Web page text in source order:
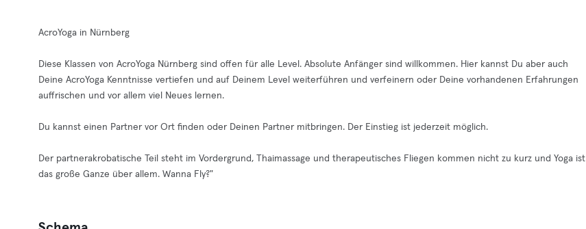
AcroYoga in Nürnberg
Diese Klassen von AcroYoga Nürnberg sind offen für alle Level. Absolute Anfänger sind willkommen. Hier kannst Du aber auch
Deine AcroYoga Kenntnisse vertiefen und auf Deinem Level weiterführen und verfeinern oder Deine vorhandenen Erfahrungen
auffrischen und vor allem viel Neues lernen.
Du kannst einen Partner vor Ort finden oder Deinen Partner mitbringen. Der Einstieg ist jederzeit möglich.
Der partnerakrobatische Teil steht im Vordergrund, Thaimassage und therapeutisches Fliegen kommen nicht zu kurz und Yoga ist
das große Ganze über allem. Wanna Fly?"